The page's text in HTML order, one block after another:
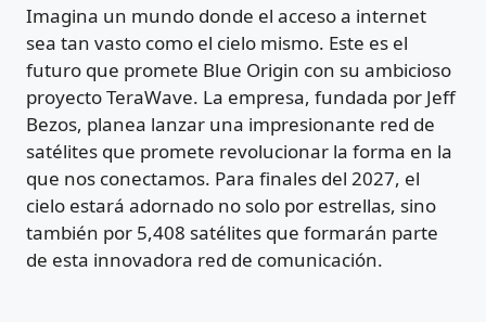
Imagina un mundo donde el acceso a internet
sea tan vasto como el cielo mismo. Este es el
futuro que promete Blue Origin con su ambicioso
proyecto TeraWave. La empresa, fundada por Jeff
Bezos, planea lanzar una impresionante red de
satélites que promete revolucionar la forma en la
que nos conectamos. Para finales del 2027, el
cielo estará adornado no solo por estrellas, sino
también por 5,408 satélites que formarán parte
de esta innovadora red de comunicación.